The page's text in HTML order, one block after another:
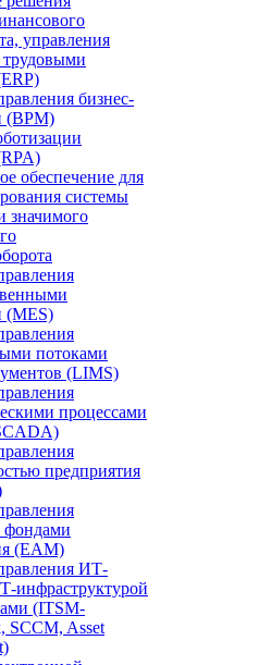
управления
бизнес-
(BPM)
обеспечение для
системы
значимого
(MES)
потоками
(LIMS)
процессами
предприятия
(EAM)
ИТ-
инфраструктурой
(ITSM-
SCCM, Asset